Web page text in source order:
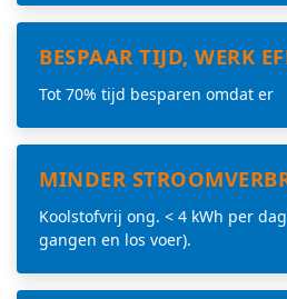
BESPAAR TIJD, WERK
Tot 70% tijd besparen omdat er
MINDER
Koolstofvrij ong. < 4 kWh per
gangen en los voer).